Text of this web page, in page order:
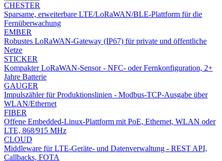
CHESTER
Sparsame, erweiterbare LTE/LoRaWAN/BLE-Plattform für die
Fernüberwachung
EMBER
Robustes LoRaWAN-Gateway (IP67) für private und öffentliche
Netze
STICKER
Kompakter LoRaWAN-Sensor - NFC- oder Fernkonfiguration, 2+
Jahre Batterie
GAUGER
Impulszähler für Produktionslinien - Modbus-TCP-Ausgabe über
WLAN/Ethernet
FIBER
Offene Embedded-Linux-Plattform mit PoE, Ethernet, WLAN oder
LTE, 868/915 MHz
CLOUD
Middleware für LTE-Geräte- und Datenverwaltung - REST API,
Callbacks, FOTA